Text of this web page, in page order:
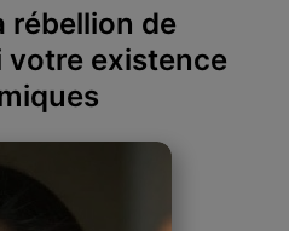
rébellion de
votre existence